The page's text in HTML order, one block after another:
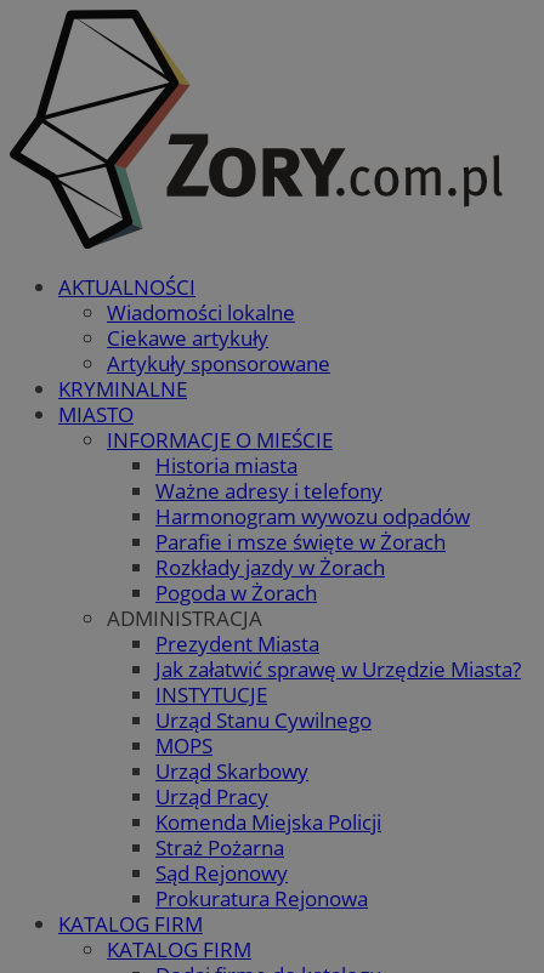
AKTUALNOŚCI
Wiadomości lokalne
Ciekawe artykuły
Artykuły sponsorowane
KRYMINALNE
MIASTO
INFORMACJE O MIEŚCIE
Historia miasta
Ważne adresy i telefony
Harmonogram wywozu odpadów
Parafie i msze święte w Żorach
Rozkłady jazdy w Żorach
Pogoda w Żorach
ADMINISTRACJA
Prezydent Miasta
Jak załatwić sprawę w Urzędzie Miasta?
INSTYTUCJE
Urząd Stanu Cywilnego
MOPS
Urząd Skarbowy
Urząd Pracy
Komenda Miejska Policji
Straż Pożarna
Sąd Rejonowy
Prokuratura Rejonowa
KATALOG FIRM
KATALOG FIRM